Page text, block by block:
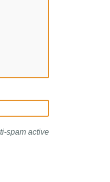
spam active